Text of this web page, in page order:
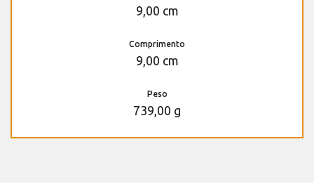
9,00 cm
Comprimento
9,00 cm
Peso
739,00 g